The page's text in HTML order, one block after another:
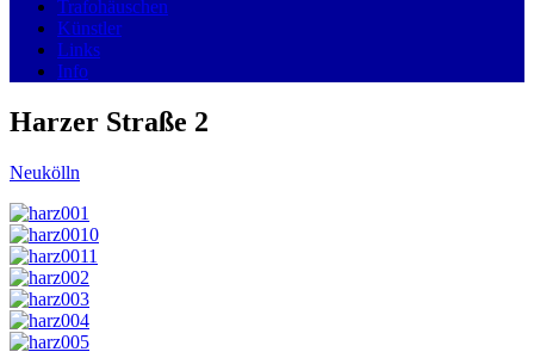
Trafohäuschen
Künstler
Links
Info
Harzer Straße 2
Neukölln